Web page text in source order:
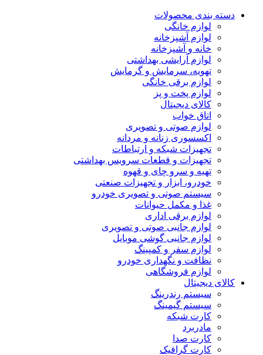
دسته بندی محصولات
لوازم خانگی
لوازم آشپزخانه
خانه و آشپزخانه
لوازم آرایشی بهداشتی
تهویه، سرمایش و گرمایش
لوازم برقی خانگی
لوازم پخت و پز
کالای دیجیتال
اتاق خواب
لوازم صوتی و تصویری
اکسسوری زنانه و مردانه
تجهیزات شبکه و ارتباطات
تجهیزات و قطعات سرویس بهداشتی
تهیه و سرو چای و قهوه
خودرو، ابزار و تجهیزات صنعتی
سیستم صوتی و تصویری خودرو
غذا و مکمل حیوانات
لوازم برقی اداری
لوازم جانبی صوتی و تصویری
لوازم جانبی گوشی موبایل
لوازم سفر و کمپینگ
نظافت و نگهداری خودرو
لوازم فروشگاهی
کالای دیجیتال
سیستم رندرینگ
سیستم گیمینگ
کارت شبکه
مادربرد
کارت صدا
کارت گرافیک